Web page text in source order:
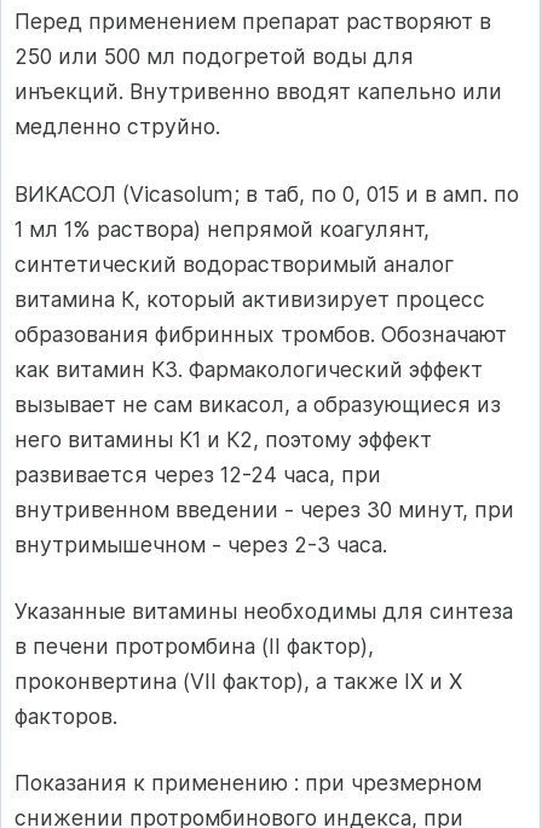
Перед применением препарат растворяют в
250 или 500 мл подогретой воды для
инъекций. Внутривенно вводят капельно или
медленно струйно.
ВИКАСОЛ (Vicasolum; в таб, по 0, 015 и в амп. по
1 мл 1% раствора) непрямой коагулянт,
синтетический водорастворимый аналог
витамина К, который активизирует процесс
образования фибринных тромбов. Обозначают
как витамин К3. Фармакологический эффект
вызывает не сам викасол, а образующиеся из
него витамины К1 и К2, поэтому эффект
развивается через 12-24 часа, при
внутривенном введении - через 30 минут, при
внутримышечном - через 2-3 часа.
Указанные витамины необходимы для синтеза
в печени протромбина (II фактор),
проконвертина (VII фактор), а также IX и X
факторов.
Показания к применению : при чрезмерном
снижении протромбинового индекса, при